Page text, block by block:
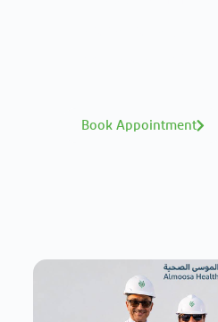
Book Appointment